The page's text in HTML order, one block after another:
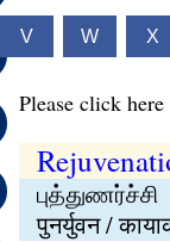
V W X
Please click
புத்துணர்ச்சி
पुनर्युवन /